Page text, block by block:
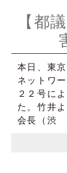
【都
本日、東
ネットワ
２２号に
た。竹井
会長（渋